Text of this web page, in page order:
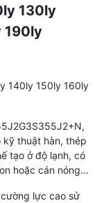
130ly
190ly
140ly 150ly 160ly
kỹ thuật hàn, thép
tạo ở độ lạnh, có
hoặc cán nóng…
lực cao sử